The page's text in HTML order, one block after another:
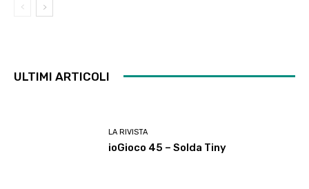
ULTIMI ARTICOLI
LA RIVISTA
ioGioco 45 – Solda Tiny